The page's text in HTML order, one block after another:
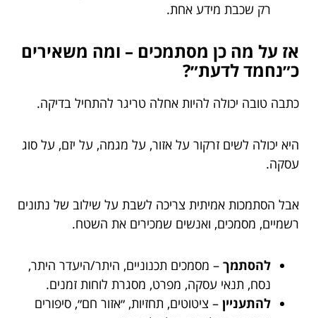
רק שכבת מידע אחת.
אז על מה כן מסתמכים – ומה משאירים
כ״נחמד לדעת״?
כתבה טובה יכולה להיות אחלה טריגר להתחיל בדיקה.
היא יכולה לשים זרקור על אזור, על מגמה, על יזם, על סוג
עסקה.
אבל הסתמכות אמיתית צריכה לשבת על שילוב של נתונים
רשמיים, מסמכים, ואנשים שמכירים את השטח.
להסתמך – מסמכים תכנוניים, היתר/היעדר היתר,
נסח, תנאי עסקה, מפרט, מסגרת לוחות זמנים.
להתעניין – ציטוטים, תחזיות, ״אזור חם״, סיפורים